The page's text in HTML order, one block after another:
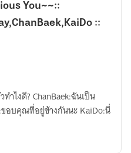
You~~::
::
ำไงดี? ChanBaek:ฉันเป็น
ขอบคุณที่อยู่ข้างกันนะ KaiDo:นี่